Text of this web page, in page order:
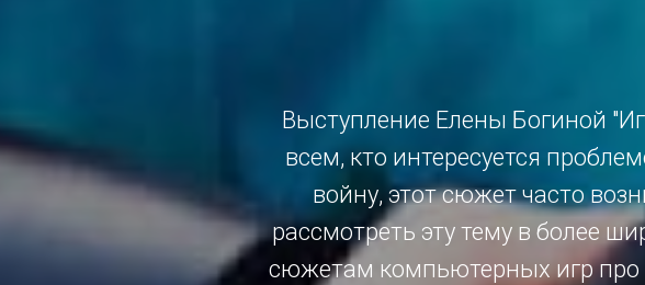
Выступление Елены Богиной
всем, кто интересуется
войну, этот сюжет часто
рассмотреть эту тему в более
сюжетам компьютерных игр про